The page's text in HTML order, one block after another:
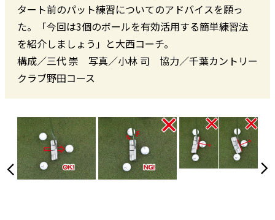
タート前のパット練習についてのアドバイスを願っ
た。「今回は3個のボールを有効活用する簡単練習法
を紹介しましょう」と大西コーチ。
構成／三代 崇 写真／小林 司 協力／千葉カントリー
クラブ野田コース